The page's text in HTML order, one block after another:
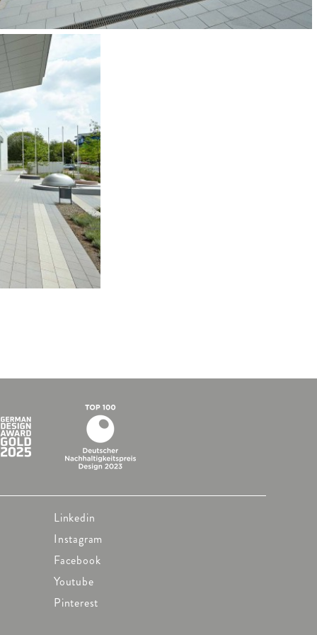
Linkedin
Instagram
Facebook
Youtube
Pinterest